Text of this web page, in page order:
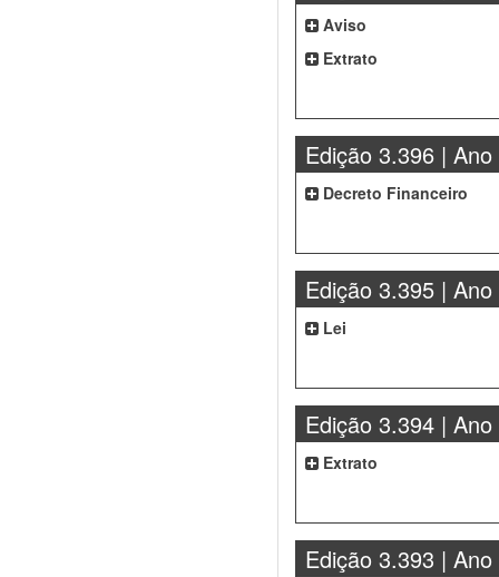
Aviso
Extrato
Edição 3.396 | Ano
Decreto Financeiro
Edição 3.395 | Ano
Lei
Edição 3.394 | Ano
Extrato
Edição 3.393 | Ano